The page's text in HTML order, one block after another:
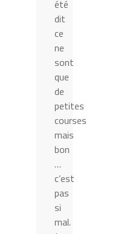
été
dit
ce
ne
sont
que
de
petites
courses
mais
bon
…
c’est
pas
si
mal.